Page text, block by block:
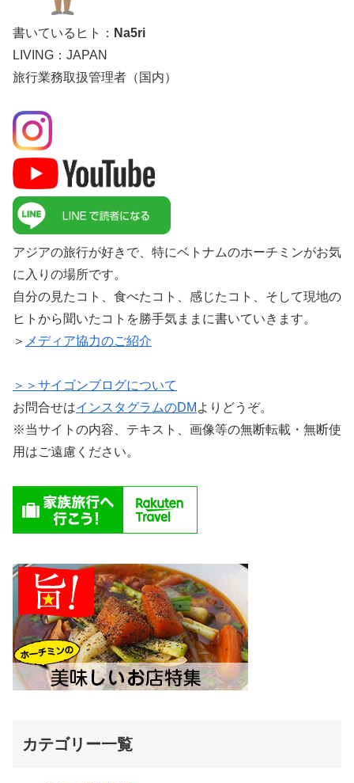
書いているヒト： Na5ri
LIVING：JAPAN
旅行業務取扱管理者（国内）
アジアの旅行が好きで、特にベトナムのホーチミンがお気
に入りの場所です。
自分の見たコト、食べたコト、感じたコト、そして現地の
ヒトから聞いたコトを勝手気ままに書いていきます。
＞ メディア協力のご紹介
＞＞サイゴンブログについて
お問合せはインスタグラムのDM よりどうぞ。
※当サイトの内容、テキスト、画像等の無断転載・無断使
用はご遠慮ください。
カテゴリー一覧